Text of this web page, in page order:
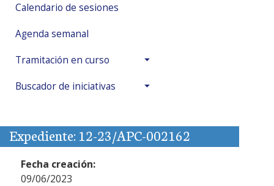
Calendario de sesiones
Agenda semanal
Tramitación en curso
Buscador de iniciativas
Expediente: 12-23/APC-002162
Fecha creación:
09/06/2023